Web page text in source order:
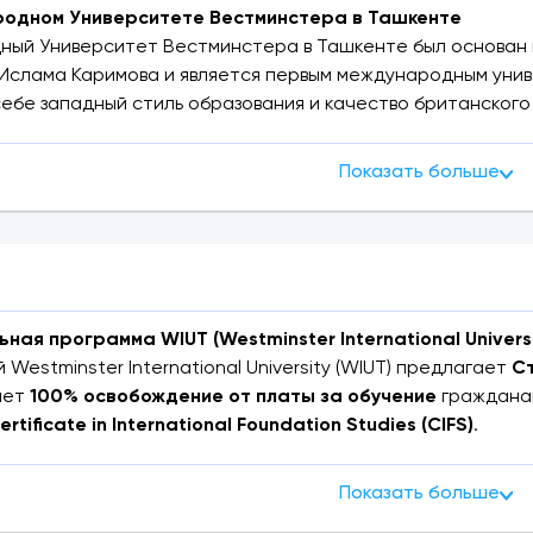
Университете Вестминстера в Ташкенте
Университет Вестминстера в Ташкенте был основан
Каримова и является первым международным
западный стиль образования и качество
Библиотека университета насчитывает более 42
в WIUT начинается с курсаInternational Foundation
CIFS одинаков для всех студентов первого курса.
их специальность и продолжают обучение
признаётся в Узбекистане и за рубежом.
соответствовать одному из следующих условий:
Показать больше
программа WIUT (Westminster International
Westminster International University (WIUT) предлагает
100% освобождение от платы за обучение
in International Foundation Studies (CIFS).
. Лучшие кандидаты будут приглашены для прохождения
Показать больше